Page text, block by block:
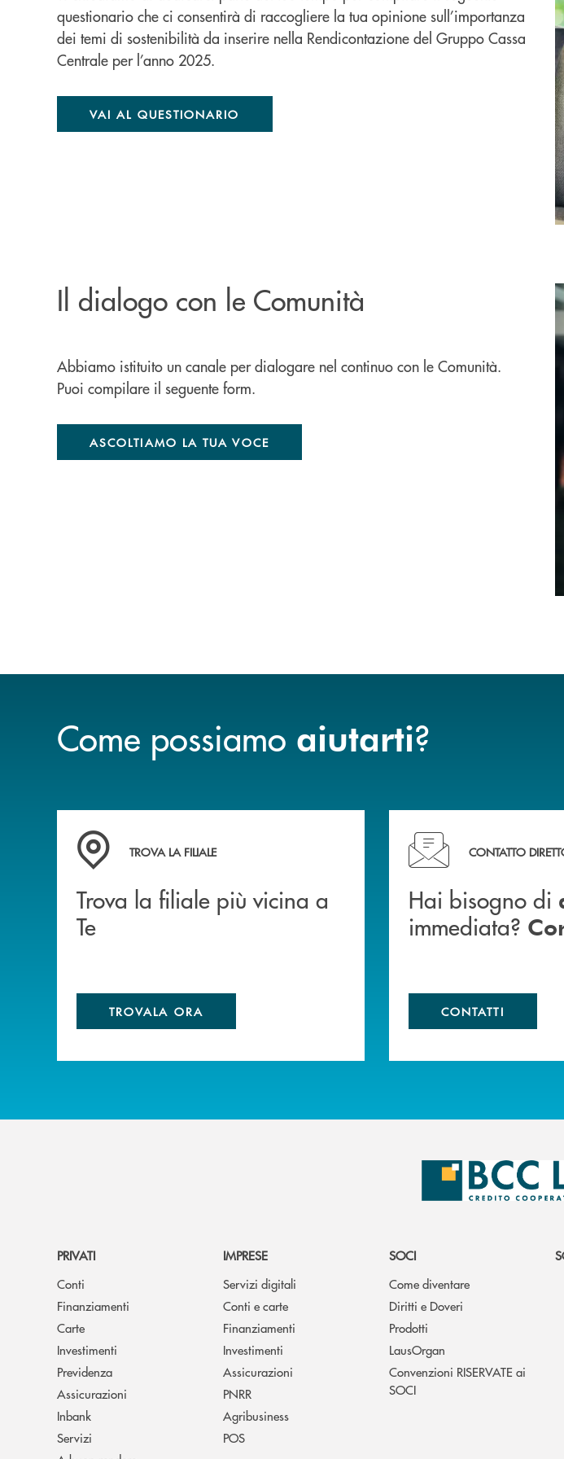
questionario che ci consentirà di raccogliere la tua opinione sull’importanza
dei temi di sostenibilità da inserire nella Rendicontazione del Gruppo Cassa
Centrale per l’anno 2025.
VAI AL QUESTIONARIO
Il dialogo con le Comunità
Abbiamo istituito un canale per dialogare nel continuo con le Comunità.
Puoi compilare il seguente form.
ASCOLTIAMO LA TUA VOCE
Come possiamo aiutarti?
Trova la filiale più vicina a Te
TROVA LA FILIALE
Trova la filiale più vicina a
Te
TROVALA ORA
Hai bisogno di
CONTATTO
Hai bisogno di
immediata?
CONTATTI
PRIVATI
Conti
Finanziamenti
Carte
Investimenti
Previdenza
Assicurazioni
Inbank
Servizi
IMPRESE
Servizi digitali
Conti e carte
Finanziamenti
Investimenti
Assicurazioni
PNRR
Agribusiness
POS
SOCI
Come diventare
Diritti e Doveri
Prodotti
LausOrgan
Convenzioni RISERVATE ai
SOCI